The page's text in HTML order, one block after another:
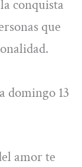
conquista
que
domingo 13
amor te